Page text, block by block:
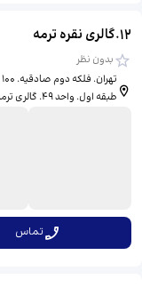
12
.گالری نقره ترمه
بدون نظر
طبقه اول. واحد ۴۹. گالری ترمه
تماس